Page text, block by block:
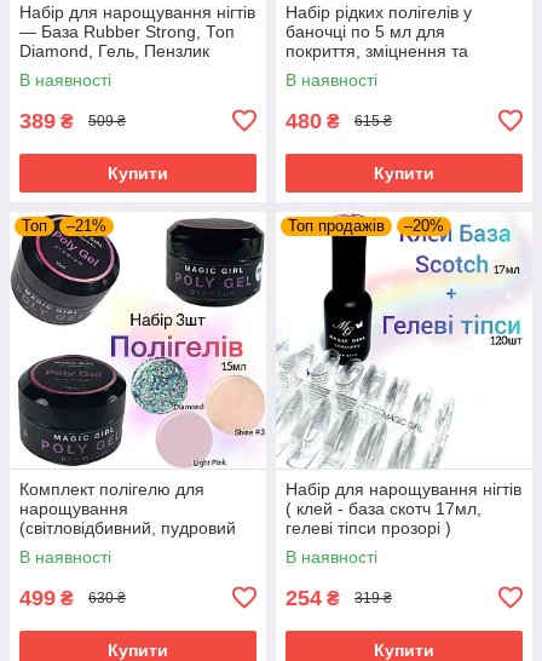
Набір для нарощування нігтів
— База Rubber Strong, Топ
Diamond, Гель, Пензлик
Magic Girl
В наявності
389 ₴ 509 ₴
Купити
Набір рідких полігелів у
баночці по 5 мл для
покриття, зміцнення та
нарощування Magic Girl, 6шт
В наявності
480 ₴ 615 ₴
Купити
Топ –21%
Комплект полігелю для
нарощування
(світловідбивний, пудровий
шайн, нюд) Magic Girl
PolyGel, 3 види 15мл
В наявності
499 ₴ 630 ₴
Купити
Топ продажів –20%
Набір для нарощування нігтів
( клей - база скотч 17мл,
гелеві тіпси прозорі )
гелевими тіпсами 120 шт.
В наявності
254 ₴ 319 ₴
Купити